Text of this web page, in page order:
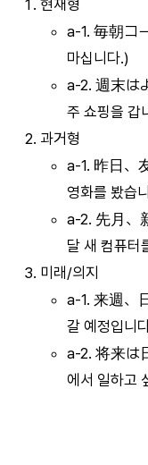
현재형
a-1. 毎朝コ
마십니다.)
a-2. 週末は
주 쇼핑을 갑
과거형
a-1. 昨日、
영화를 봤습
a-2. 先月、
달 새 컴퓨터
미래/의지
a-1. 来週、
갈 예정입니
a-2. 将来は
에서 일하고